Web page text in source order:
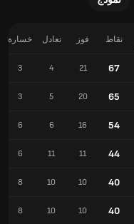
نقاط فوز تعادل خسارة
67
21
4
3
65
20
5
3
54
16
6
6
44
11
11
6
40
10
10
8
40
10
10
8